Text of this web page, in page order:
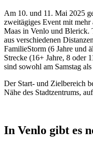
Am 10. und 11. Mai 2025
zweitägiges Event mit mehr
Maas in Venlo und Blerick.
aus verschiedenen
FamilieStorm (6 Jahre und
Strecke (16+ Jahre, 8 oder
sind sowohl am Samstag
Der Start- und Zielbereich
Nähe des Stadtzentrums,
In Venlo gibt es